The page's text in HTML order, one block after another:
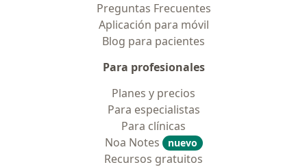
Preguntas Frecuentes
Aplicación para móvil
Blog para pacientes
Para profesionales
Planes y precios
Para especialistas
Para clínicas
Noa Notes
nuevo
Recursos gratuitos